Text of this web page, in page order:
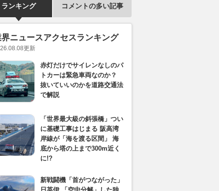
ランキング コメントの多い記事
ニュースアクセスランキング
更新
赤灯だけでサイレンなしのパ
トカーは緊急車両なのか？
抜いていいのかを道路交通法
で解説
「世界最大級の斜張橋」つい
に基礎工事はじまる 阪高湾
岸線が「海を渡る区間」 海
底から塔の上まで300m近く
に!?
新戦闘機「首がつながった」